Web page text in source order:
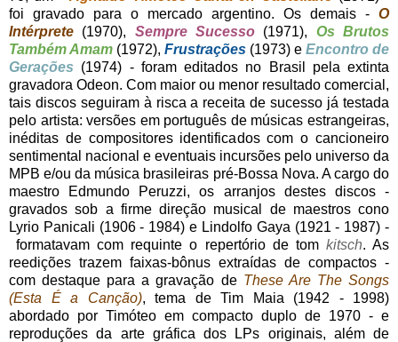
foi gravado para o mercado argentino. Os demais - O
Intérprete (1970), Sempre Sucesso (1971), Os Brutos
Também Amam (1972), Frustrações (1973) e Encontro de
Gerações (1974) - foram editados no Brasil pela extinta
gravadora Odeon. Com maior ou menor resultado comercial,
tais discos seguiram à risca a receita de sucesso já testada
pelo artista: versões em português de músicas estrangeiras,
inéditas de compositores identificados com o cancioneiro
sentimental nacional e eventuais incursões pelo universo da
MPB e/ou da música brasileiras pré-Bossa Nova. A cargo do
maestro Edmundo Peruzzi, os arranjos destes discos -
gravados sob a firme direção musical de maestros cono
Lyrio Panicali (1906 - 1984) e Lindolfo Gaya (1921 - 1987) -
formatavam com requinte o repertório de tom kitsch. As
reedições trazem faixas-bônus extraídas de compactos -
com destaque para a gravação de These Are The Songs
(Esta É a Canção), tema de Tim Maia (1942 - 1998)
abordado por Timóteo em compacto duplo de 1970 - e
reproduções da arte gráfica dos LPs originais, além de